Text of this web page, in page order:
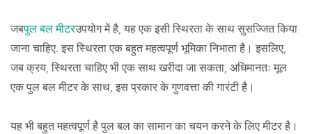
जबपुल बल मीटरउपयोग में है, यह एक इसी स्थिरता के साथ सुसज्जित किया
जाना चाहिए. इस स्थिरता एक बहुत महत्वपूर्ण भूमिका निभाता है। इसलिए,
जब क्रय, स्थिरता चाहिए भी एक साथ खरीदा जा सकता, अधिमानतः मूल
एक पुल बल मीटर के साथ, इस प्रकार के गुणवत्ता की गारंटी है।
यह भी बहुत महत्वपूर्ण है पुल बल का सामान का चयन करने के लिए मीटर है।